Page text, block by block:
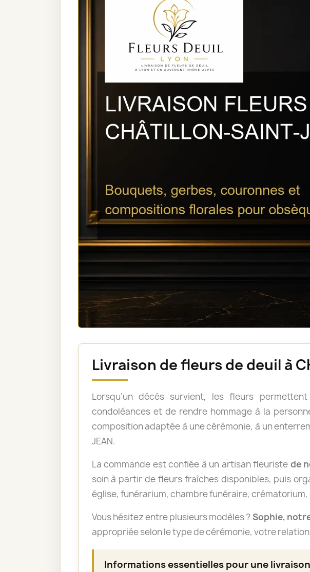
Livraison de fleurs de deuil à
Lorsqu’un décès survient, les fleurs
condoléances et de rendre hommage à la
composition adaptée à une cérémonie, à un
JEAN.
La commande est confiée à un artisan fleuriste de
soin à partir de fleurs fraîches disponibles, puis
église, funérarium, chambre funéraire,
Vous hésitez entre plusieurs modèles ? Sophie,
appropriée selon le type de cérémonie, votre
Informations essentielles pour une livraison